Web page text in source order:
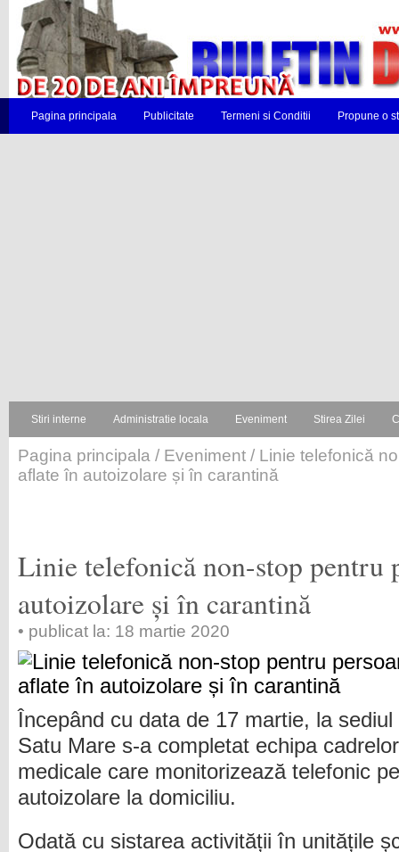
Pagina principala Publicitate Termeni si Conditii Propune o
Stiri interne Administratie locala Eveniment Stirea Zilei
Pagina principala / Eveniment / Linie telefonică
aflate în autoizolare și în carantină
Linie telefonică non-stop pentru
autoizolare și în carantină
• publicat la: 18 martie 2020
Începând cu data de 17 martie, la sediul
Satu Mare s-a completat echipa cadrelor
medicale care monitorizează telefonic
autoizolare la domiciliu.
Odată cu sistarea activității în unitățile